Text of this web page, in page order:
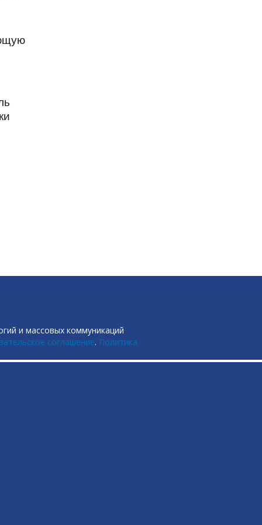
и массовых коммуникаций
соглашение. Политика